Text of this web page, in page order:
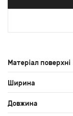
Матеріал поверхні
Ширина
Довжина